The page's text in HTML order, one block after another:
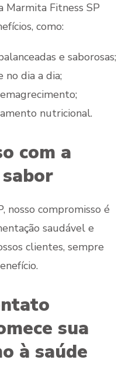
Marmita Fitness SP
como:
e saborosas;
no dia a dia;
nutricional.
com a
nosso compromisso é
saudável e
clientes, sempre
sua
à saúde